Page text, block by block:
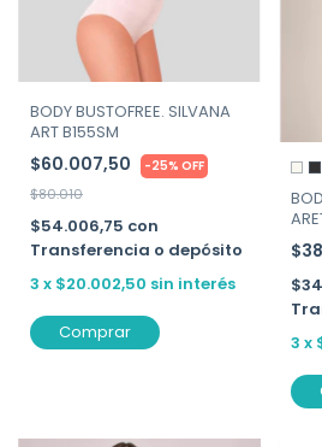
BODY BUSTOFREE. SILVANA
ART B155SM
$60.007,50 -25% OFF
$80.010
$54.006,75 con
Transferencia o depósito
3 x $20.002,50 sin interés
Comprar
3 x